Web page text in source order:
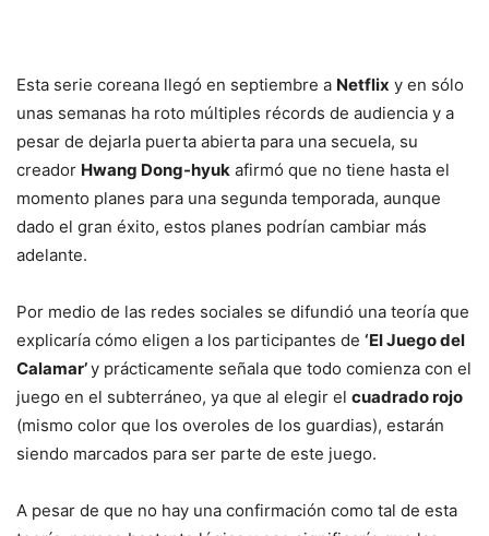
Esta serie coreana llegó en septiembre a Netflix y en sólo
unas semanas ha roto múltiples récords de audiencia y a
pesar de dejarla puerta abierta para una secuela, su
creador Hwang Dong-hyuk afirmó que no tiene hasta el
momento planes para una segunda temporada, aunque
dado el gran éxito, estos planes podrían cambiar más
adelante.
Por medio de las redes sociales se difundió una teoría que
explicaría cómo eligen a los participantes de ‘El Juego del
Calamar’y prácticamente señala que todo comienza con el
juego en el subterráneo, ya que al elegir el cuadrado rojo
(mismo color que los overoles de los guardias), estarán
siendo marcados para ser parte de este juego.
A pesar de que no hay una confirmación como tal de esta